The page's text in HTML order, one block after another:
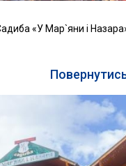
«У Мар`яни і